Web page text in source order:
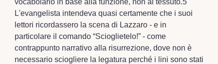
vocabolario in base alla funzione, non al tessuto.5
L'evangelista intendeva quasi certamente che i suoi
lettori ricordassero la scena di Lazzaro - e in
particolare il comando “Scioglietelo!” - come
contrappunto narrativo alla risurrezione, dove non è
necessario sciogliere la legatura perché i lini sono stati